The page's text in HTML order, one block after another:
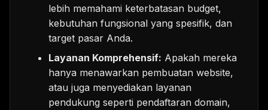
lebih memahami keterbatasan budget,
kebutuhan fungsional yang spesifik, dan
target pasar Anda.
Layanan Komprehensif: Apakah mereka
hanya menawarkan pembuatan website,
atau juga menyediakan layanan
pendukung seperti pendaftaran domain,